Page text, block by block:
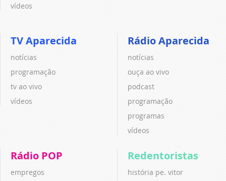
vídeos
TV Aparecida
notícias
programação
tv ao vivo
vídeos
Rádio Aparecida
notícias
ouça ao vivo
podcast
programação
programas
vídeos
Rádio POP
empregos
Redentoristas
história pe. vitor